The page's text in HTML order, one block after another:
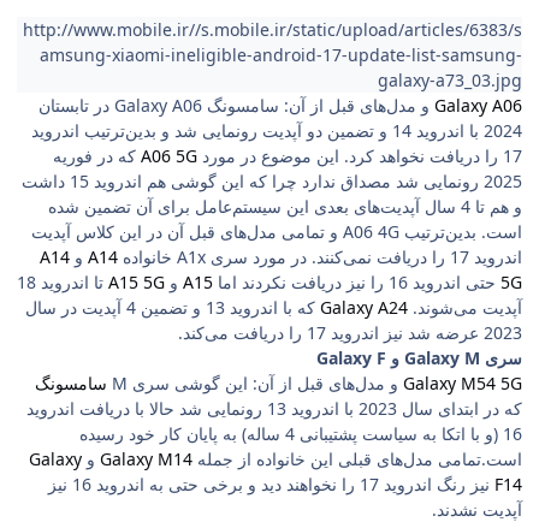
http://www.mobile.ir//s.mobile.ir/static/upload/articles/6383/s
amsung-xiaomi-ineligible-android-17-update-list-samsung-
galaxy-a73_03.jpg
Galaxy A06
و مدل‌های قبل از آن: سامسونگ Galaxy A06 در تابستان
2024 با اندروید 14 و تضمین دو آپدیت رونمایی شد و بدین‌ترتیب اندروید
17 را دریافت نخواهد کرد. این موضوع در مورد
A06 5G که در فوریه
2025 رونمایی شد مصداق ندارد چرا که این گوشی هم اندروید 15 داشت
و هم تا 4 سال آپدیت‌های بعدی این سیستم‌عامل برای آن تضمین شده
است. بدین‌ترتیب A06 4G و تمامی مدل‌های قبل آن در این کلاس آپدیت
اندروید 17 را دریافت نمی‌کنند. در مورد سری A1x خانواده
A14 و A14
5G حتی اندروید 16 را نیز دریافت نکردند اما A15 و A15 5G
تا اندروید 18
آپدیت می‌شوند. Galaxy A24
که با اندروید 13 و تضمین 4 آپدیت در سال
2023 عرضه شد نیز اندروید 17 را دریافت می‌کند.
سری Galaxy M و Galaxy F
Galaxy M54 5G و مدل‌های قبل از آن: این گوشی سری M
سامسونگ
که در ابتدای سال 2023 با اندروید 13 رونمایی شد حالا با دریافت اندروید
16 (و با اتکا به سیاست پشتیبانی 4 ساله) به پایان کار خود رسیده
است.تمامی مدل‌های قبلی این خانواده از جمله Galaxy M14 و Galaxy
F14
نیز رنگ اندروید 17 را نخواهند دید و برخی حتی به اندروید 16 نیز
آپدیت نشدند.